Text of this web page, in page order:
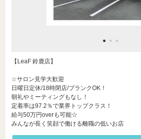
【LeaF 鈴鹿店】
☆サロン見学大歓迎
日曜日定休/18時閉店/ブランクOK！
朝礼やミーティングもなし！
定着率は97.2％で業界トップクラス！
給与50万円overも可能☆
みんなが長く笑顔で働ける離職の低いお店